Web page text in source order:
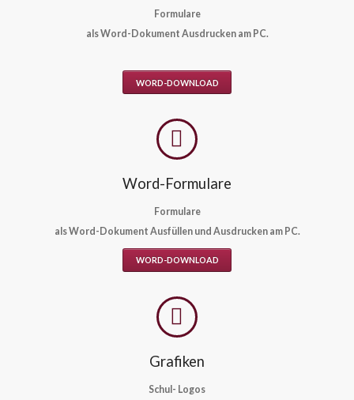
Formulare
als Word-Dokument Ausdrucken am PC.
WORD-DOWNLOAD
Word-Formulare
Formulare
als Word-Dokument Ausfüllen und Ausdrucken am PC.
WORD-DOWNLOAD
Grafiken
Schul- Logos